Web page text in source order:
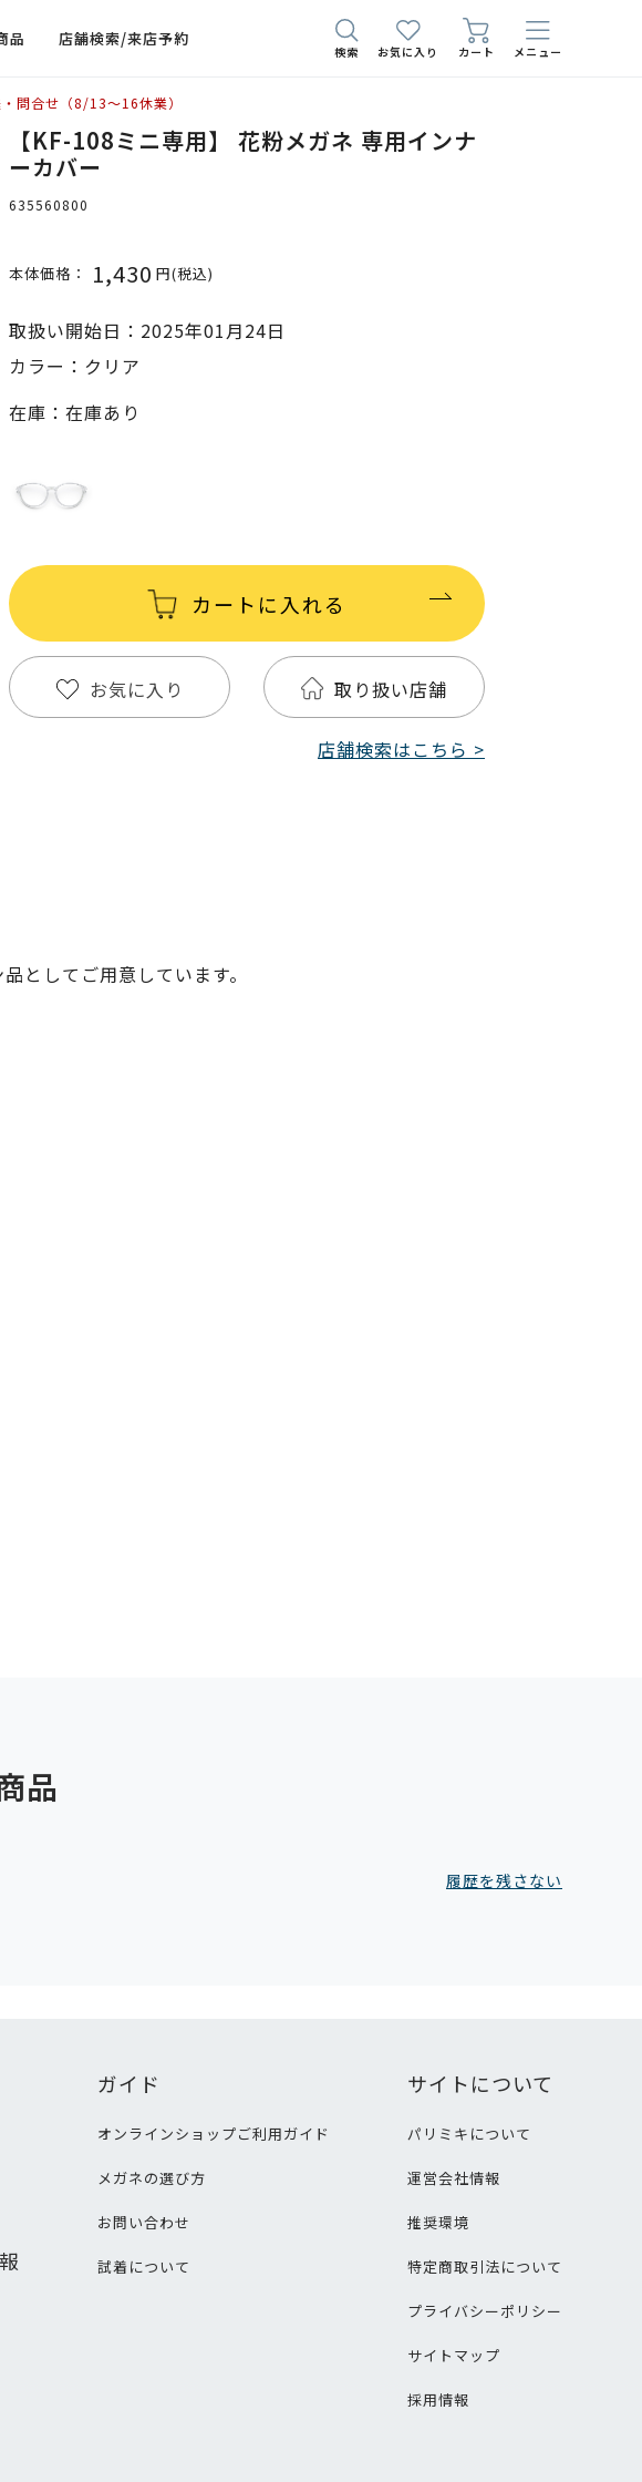
品 店舗検索/来店予約
検索 お気に入り カート メニュー
問合せ（8/13〜16休業）
【KF-108ミニ専用】 花粉メガネ 専用インナ
ーカバー
635560800
本体価格： 1,430 円(税込)
取扱い開始日：2025年01月24日
カラー：クリア
在庫：在庫あり
カートに入れる
お気に入り 取り扱い店舗
店舗検索はこちら >
としてご用意しています。
品
履歴を残さない
ガイド
オンラインショップご利用ガイド
メガネの選び方
お問い合わせ
試着について
サイトについて
パリミキについて
運営会社情報
推奨環境
特定商取引法について
プライバシーポリシー
サイトマップ
採用情報